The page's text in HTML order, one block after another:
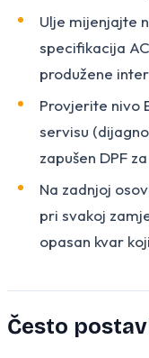
Ulje mijenjajte
specifikacija
produžene
Provjerite nivo
servisu
zapušen DPF
Na zadnjoj
pri svakoj
opasan kvar
Često